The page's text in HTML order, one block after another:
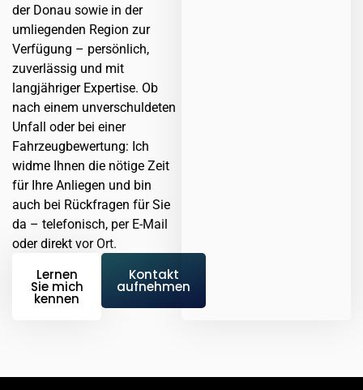
der Donau sowie in der
umliegenden Region zur
Verfügung – persönlich,
zuverlässig und mit
langjähriger Expertise. Ob
nach einem unverschuldeten
Unfall oder bei einer
Fahrzeugbewertung: Ich
widme Ihnen die nötige Zeit
für Ihre Anliegen und bin
auch bei Rückfragen für Sie
da – telefonisch, per E-Mail
oder direkt vor Ort.
Lernen
Sie mich
kennen
Kontakt
aufnehmen